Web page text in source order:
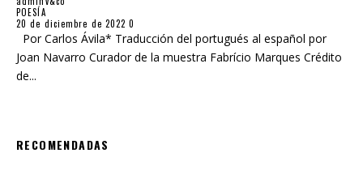
POESÍA
20 de diciembre de 2022 0
Por Carlos Ávila* Traducción del portugués al español por
Joan Navarro Curador de la muestra Fabrício Marques Crédito
de...
RECOMENDADAS